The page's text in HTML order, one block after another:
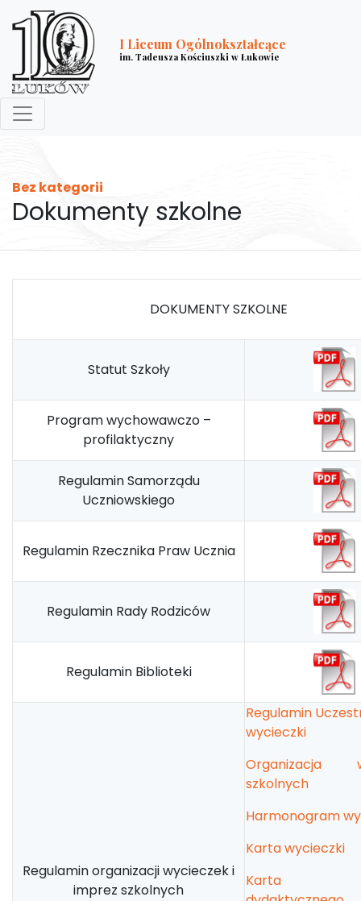
I Liceum Ogólnokształcące
im. Tadeusza Kościuszki w Łukowie
Bez kategorii
Dokumenty szkolne
DOKUMENTY SZKOLNE
Statut Szkoły
Program wychowawczo –
profilaktyczny
Regulamin Samorządu
Uczniowskiego
Regulamin Rzecznika Praw Ucznia
Regulamin Rady Rodziców
Regulamin Biblioteki
Regulamin organizacji wycieczek i
imprez szkolnych
Regulamin
wycieczki
Organizacja
szkolnych
Harmonogram
Karta wycieczki
Karta